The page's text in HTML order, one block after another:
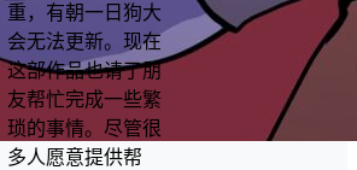
重，有朝一日狗大
会无法更新。现在
这部作品也请了朋
友帮忙完成一些繁
琐的事情。尽管很
多人愿意提供帮